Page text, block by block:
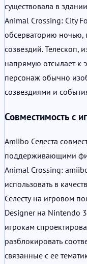
существовала в
Animal Crossing: City
обсерваторию ночью,
созвездий. Телескоп,
напрямую отсылает к
персонаж обычно
созвездиями и
Совместимость с
Amiibo Селеста
поддерживающими
Animal Crossing:
использовать в
Селесту на игровом
Designer на Nintendo
игрокам
разблокировать
связанные с ее